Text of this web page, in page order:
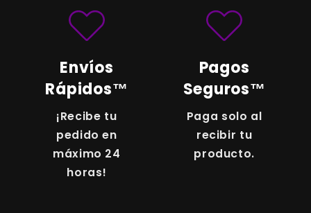
todos los detalles y aplicar los descuentos
especiales por mayor. ¡Nuestras asesoras
Envíos
Rápidos™
¡Recibe tu
pedido en
máximo 24
horas!
Pagos
Seguros™
Paga solo al
recibir tu
producto.